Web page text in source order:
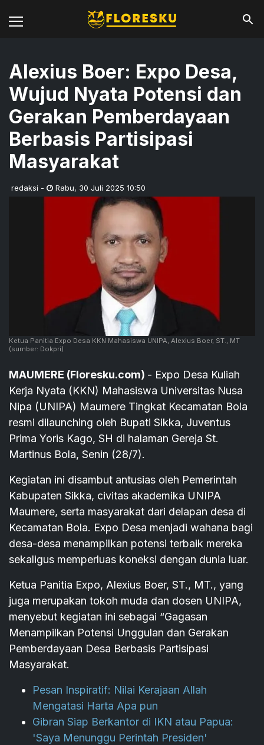
Alexius Boer: Expo Desa,
Wujud Nyata Potensi dan
Gerakan Pemberdayaan
Berbasis Partisipasi
Masyarakat
redaksi - Rabu, 30 Juli 2025 10:50
Ketua Panitia Expo Desa KKN Mahasiswa UNIPA, Alexius Boer, ST., MT
(sumber: Dokpri)
MAUMERE (Floresku.com) - Expo Desa Kuliah
Kerja Nyata (KKN) Mahasiswa Universitas Nusa
Nipa (UNIPA) Maumere Tingkat Kecamatan Bola
resmi dilaunching oleh Bupati Sikka, Juventus
Prima Yoris Kago, SH di halaman Gereja St.
Martinus Bola, Senin (28/7).
Kegiatan ini disambut antusias oleh Pemerintah
Kabupaten Sikka, civitas akademika UNIPA
Maumere, serta masyarakat dari delapan desa di
Kecamatan Bola. Expo Desa menjadi wahana bagi
desa-desa menampilkan potensi terbaik mereka
sekaligus memperluas koneksi dengan dunia luar.
Ketua Panitia Expo, Alexius Boer, ST., MT., yang
juga merupakan tokoh muda dan dosen UNIPA,
menyebut kegiatan ini sebagai “Gagasan
Menampilkan Potensi Unggulan dan Gerakan
Pemberdayaan Desa Berbasis Partisipasi
Masyarakat.
Pesan Inspiratif: Nilai Kerajaan Allah
Mengatasi Harta Apa pun
Gibran Siap Berkantor di IKN atau Papua:
'Saya Menunggu Perintah Presiden'